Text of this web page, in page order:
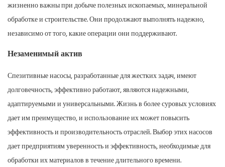
жизненно важны при добыче полезных ископаемых, минеральной
обработке и строительстве. Они продолжают выполнять надежно,
независимо от того, какие операции они поддерживают.
Незаменимый актив
Спезитивные насосы, разработанные для жестких задач, имеют
долговечность, эффективно работают, являются надежными,
адаптируемыми и универсальными. Жизнь в более суровых условиях
дает им преимущество, и использование их может повысить
эффективность и производительность отраслей. Выбор этих насосов
дает предприятиям уверенность и эффективность, необходимые для
обработки их материалов в течение длительного времени.